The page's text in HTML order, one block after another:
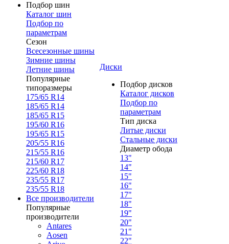
Подбор шин
Каталог шин
Подбор по
параметрам
Сезон
Всесезонные шины
Зимние шины
Летние шины
Популярные
типоразмеры
175/65 R14
185/65 R14
185/65 R15
195/60 R16
195/65 R15
205/55 R16
215/55 R16
215/60 R17
225/60 R18
235/55 R17
235/55 R18
Все производители
Популярные
производители
Antares
Aosen
Диски
Подбор дисков
Каталог дисков
Подбор по
параметрам
Тип диска
Литые диски
Стальные диски
Диаметр обода
13"
14"
15"
16"
17"
18"
19"
20"
21"
22"